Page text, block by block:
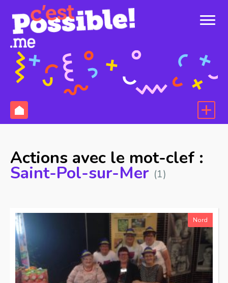
Actions avec le mot-clef :
Saint-Pol-sur-Mer (1)
Nord